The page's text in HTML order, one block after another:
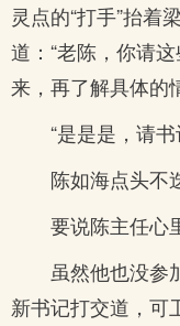
灵点的“打手”抬着
道：“老陈，你请
来，再了解具体的
“是是是，请
陈如海点头不
要说陈主任心
虽然他也没参
新书记打交道，可